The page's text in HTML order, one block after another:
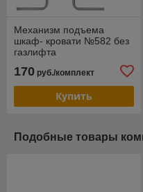
Механизм подъема
шкаф- кровати №582 без
газлифта
170 руб./комплект
Купить
Подобные товары